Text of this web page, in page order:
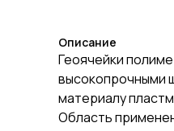
Описание
Геоячейки
высокопрочными
материалу
Область